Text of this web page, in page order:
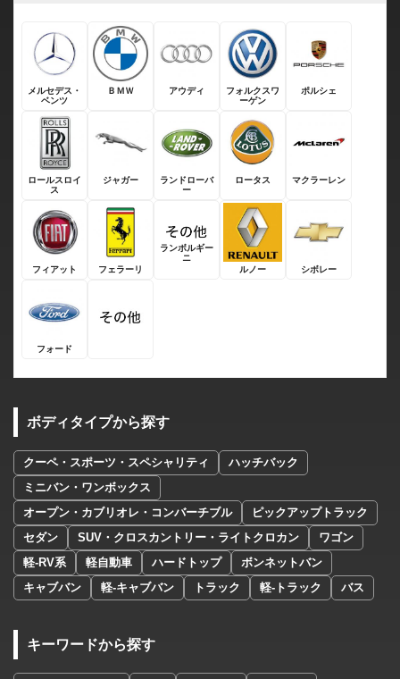
メルセデス・
ベンツ
ＢＭＷ アウディ
フォルクスワ
ーゲン
ポルシェ
ロールスロイ
ス
ジャガー
ランドローバ
ー
ロータス マクラーレン
フィアット フェラーリ
ランボルギー
ニ
ルノー
シボレー
フォード
ボディタイプから探す
クーペ・スポーツ・スペシャリティ
ハッチバック
ミニバン・ワンボックス
オープン・カブリオレ・コンバーチブル
ピックアップトラック
セダン
SUV・クロスカントリー・ライトクロカン
ワゴン
軽-RV系
軽自動車 ハードトップ
ボンネットバン
キャブバン
軽-キャブバン トラック 軽-トラック バス
キーワードから探す